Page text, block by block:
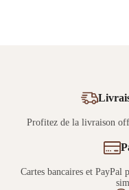
Profitez de la livraison
Cartes bancaires et PayPal